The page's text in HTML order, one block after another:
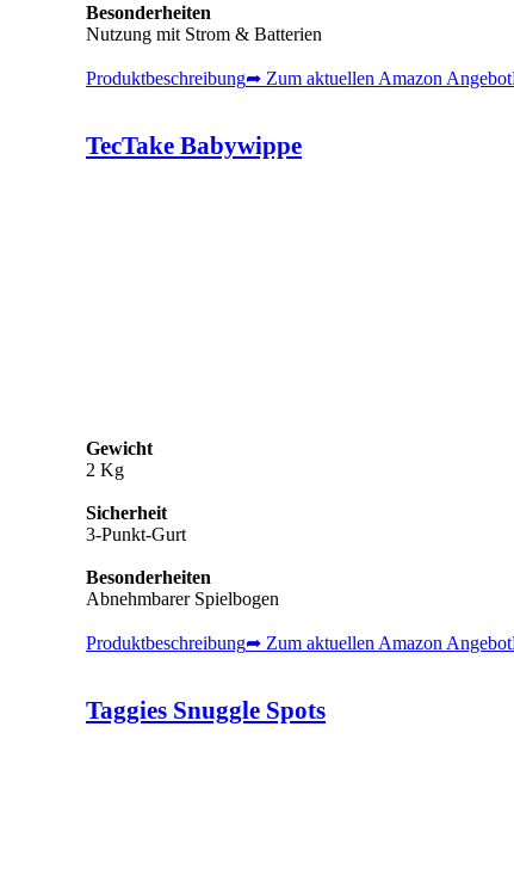
Besonderheiten
Nutzung mit Strom & Batterien
Produktbeschreibung➦ Zum aktuellen Amazon Angebot
TecTake Babywippe
Gewicht
2 Kg
Sicherheit
3-Punkt-Gurt
Besonderheiten
Abnehmbarer Spielbogen
Produktbeschreibung➦ Zum aktuellen Amazon Angebot
Taggies Snuggle Spots